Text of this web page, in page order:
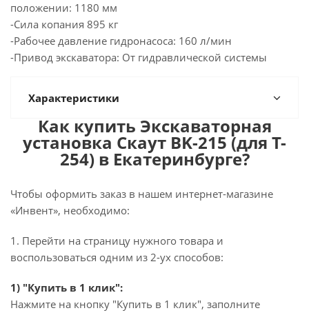
положении: 1180 мм
-Сила копания 895 кг
-Рабочее давление гидронасоса: 160 л/мин
-Привод экскаватора: От гидравлической системы
Характеристики
Как купить Экскаваторная
установка Скаут BK-215 (для T-
254) в Екатеринбурге?
Чтобы оформить заказ в нашем интернет-магазине
«Инвент», необходимо:
1. Перейти на страницу нужного товара и
воспользоваться одним из 2-ух способов:
1) "Купить в 1 клик":
Нажмите на кнопку "Купить в 1 клик", заполните